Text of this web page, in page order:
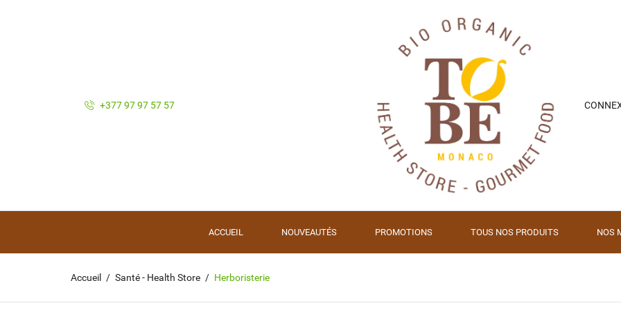
+377 97 97 57 57
ACCUEIL NOUVEAUTÉS PROMOTIONS TOUS NOS PRODUITS NOS
Accueil Santé - Health Store Herboristerie